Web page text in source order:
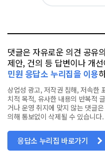
댓글은 자유로운 의견 공유
제안, 건의 등 답변이나 개
민원 응답소 누리집을 이용
상업성 광고, 저작권 침해, 저속한
치적 목적, 유사한 내용의 반복적
거나 운영 취지에 맞지 않는 댓글
의해 통보없이 삭제될 수 있습니다.
응답소 누리집 바로가기